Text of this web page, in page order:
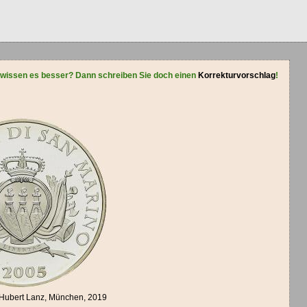
es besser? Dann schreiben Sie doch einen Korrekturvorschlag!
Lanz, München, 2019